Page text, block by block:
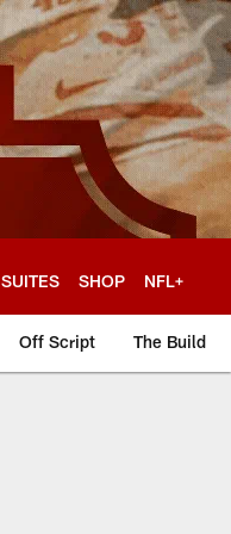
SUITES SHOP NFL+
Off Script The Build